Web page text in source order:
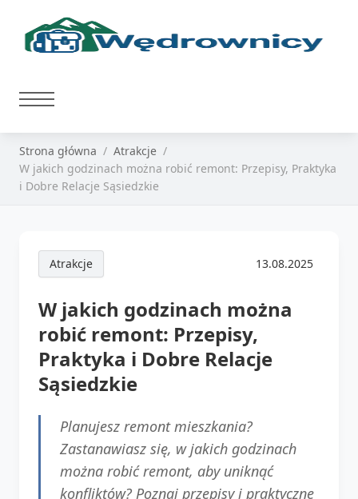
Strona główna
Atrakcje
W jakich godzinach można robić remont: Przepisy, Praktyka
i Dobre Relacje Sąsiedzkie
Atrakcje 13.08.2025
W jakich godzinach można
robić remont: Przepisy,
Praktyka i Dobre Relacje
Sąsiedzkie
Planujesz remont mieszkania?
Zastanawiasz się, w jakich godzinach
można robić remont, aby uniknąć
konfliktów? Poznaj przepisy i praktyczne